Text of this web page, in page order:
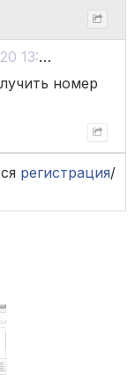
13:19
номер
регистрация/